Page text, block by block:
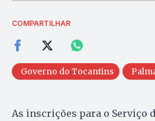
COMPARTILHAR
Governo do Tocantins
As inscrições para o Serviço